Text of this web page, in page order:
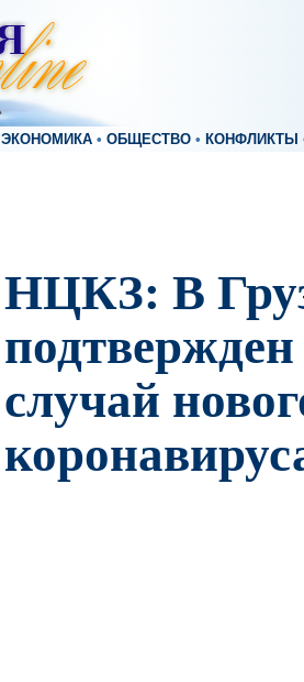
ЭКОНОМИКА • ОБЩЕСТВО • КОНФЛИКТЫ
НЦКЗ: В
случай